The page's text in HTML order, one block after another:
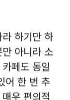
하기만 하
아니라 소
페도 동일
어 한 번 추
우 편의적